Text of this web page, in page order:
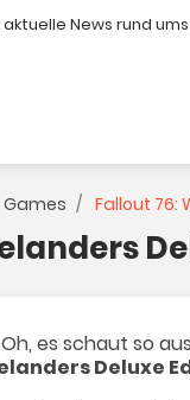
News rund
Games Fallout 76:
Oh, es schaut so
Deluxe